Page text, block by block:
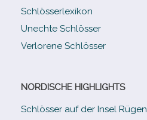
Schlösserlexikon
Unechte Schlösser
Verlorene Schlösser
NORDISCHE HIGHLIGHTS
Schlösser auf der Insel Rügen